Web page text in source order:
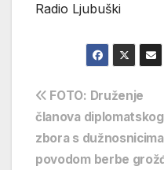
Radio Ljubuški
Navigacija
objava
FOTO: Druženje
članova diplomatskog
zbora s dužnosnicima
povodom berbe